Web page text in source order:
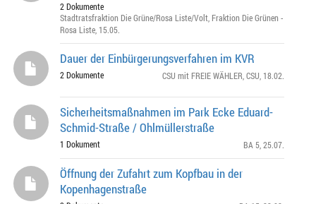
2 Dokumente
Stadtratsfraktion Die Grüne/Rosa Liste/Volt Fraktion Die Grünen -
Rosa Liste , 15.05.
Dauer der Einbürgerungsverfahren im KVR
2 Dokumente CSU mit FREIE WÄHLER CSU , 18.02.
Sicherheitsmaßnahmen im Park Ecke Eduard-
Schmid-Straße / Ohlmüllerstraße
1 Dokument BA 5 , 25.07.
Öffnung der Zufahrt zum Kopfbau in der
Kopenhagenstraße